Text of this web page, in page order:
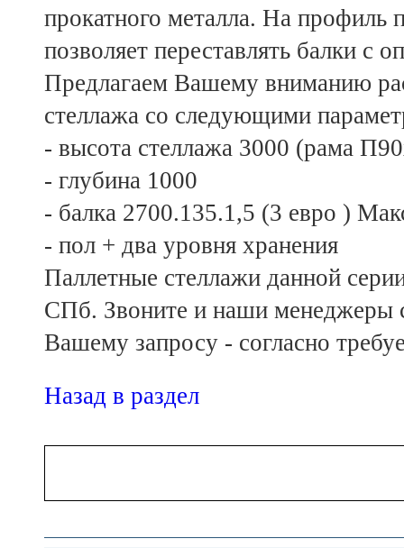
прокатного металла. На профиль
позволяет переставлять балки
Предлагаем Вашему вниманию
стеллажа со следующими
- высота стеллажа 3000 (рама
- глубина 1000
- балка 2700.135.1,5 (3 евро )
- пол + два уровня хранения
Паллетные стеллажи данной
СПб. Звоните и наши менеджеры
Вашему запросу - согласно
Назад в раздел